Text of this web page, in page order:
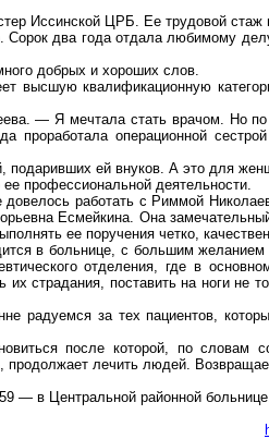
Иссинской ЦРБ. Ее трудовой стаж
два года отдала любимому
добрых и хороших слов.
высшую квалификационную
— Я мечтала стать врачом. Но
проработала операционной
ей внуков. А это для
профессиональной деятельности.
работать с Риммой
Есмейкина. Она
ее поручения четко,
в больнице, с большим
отделения, где в
их страдания, поставить на ноги
за тех пациентов,
после которой, по словам
лечить людей.
— в Центральной районной